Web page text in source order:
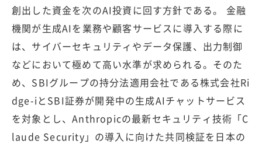
創出した資金を次のAI投資に回す方針である。 金融
機関が生成AIを業務や顧客サービスに導入する際に
は、サイバーセキュリティやデータ保護、出力制御
などにおいて極めて高い水準が求められる。そのた
め、SBIグループの持分法適用会社である株式会社Ri
dge-iとSBI証券が開発中の生成AIチャットサービス
を対象とし、Anthropicの最新セキュリティ技術「C
laude Security」の導入に向けた共同検証を日本の